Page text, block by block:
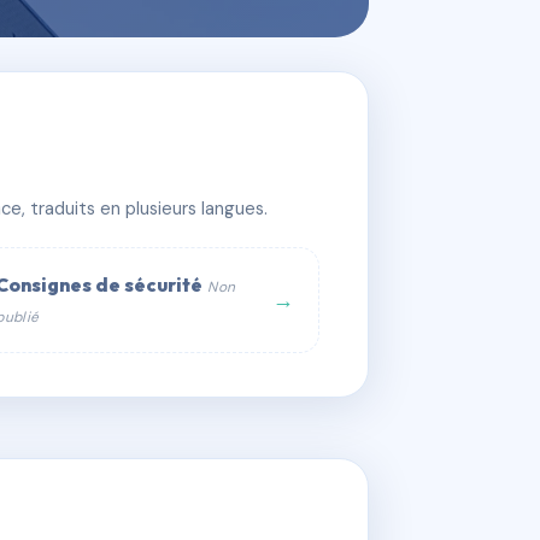
traduits en plusieurs langues.
de sécurité Non
→